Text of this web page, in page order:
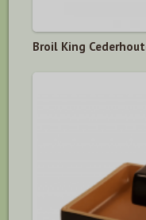
Broil King